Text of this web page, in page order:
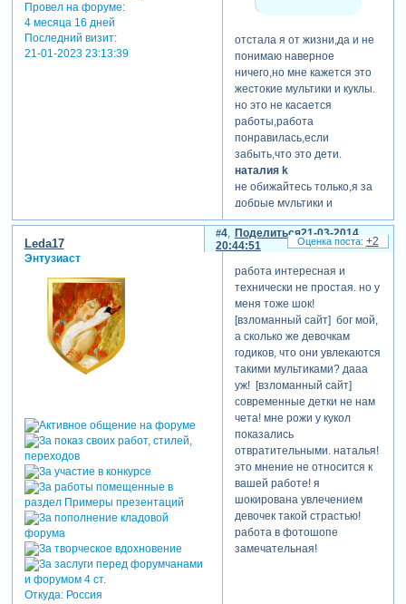
Провел на форуме:
4 месяца 16 дней
Последний визит:
21-01-2023 23:13:39
отстала я от жизни,да и не
понимаю наверное
ничего,но мне кажется это
жестокие мультики и куклы.
но это не касается
работы,работа
понравилась,если
забыть,что это дети.
наталия k
не обижайтесь только,я за
добрые мультики и
красивых кукол,ведь
красота делает детишек
добрее.
Поделиться
4
21-03-2014
20:44:51
Leda17
Энтузиаст
Откуда:Россия
работа интересная и
технически не простая. но у
меня тоже шок!
[взломанный сайт] бог мой,
а сколько же девочкам
годиков, что они увлекаются
такими мультиками? дааа
уж! [взломанный сайт]
современные детки не нам
чета! мне рожи у кукол
показались
отвратительными. наталья!
это мнение не относится к
вашей работе! я
шокирована увлечением
девочек такой страстью!
работа в фотошопе
замечательная!
+2